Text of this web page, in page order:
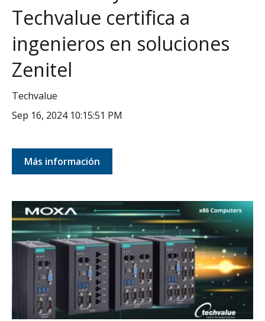
Techvalue certifica a
ingenieros en soluciones
Zenitel
Techvalue
Sep 16, 2024 10:15:51 PM
Más información